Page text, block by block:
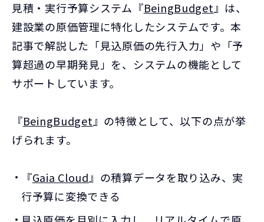
見積・実行予算システム『BeingBudget 』は、
建設業の原価管理に特化したシステムです。本
記事で解説した「見込原価の先行入力」や「予
算超過の早期発見」を、システムの機能として
サポートしています。
『BeingBudget 』の特徴として、以下の点が挙
げられます。
『Gaia Cloud 』の積算データを取り込み、実
行予算に変換できる